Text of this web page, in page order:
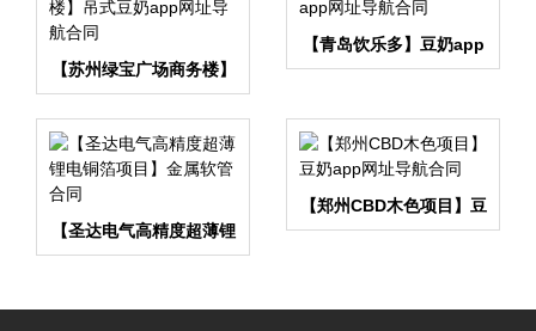
【苏州绿宝广场商务楼】
吊式豆奶app网址导航合
同
【青岛饮乐多】豆奶app
网址导航合同
【圣达电气高精度超薄锂
电铜箔项目】金属软管合
【郑州CBD木色项目】豆
奶app网址导航合同